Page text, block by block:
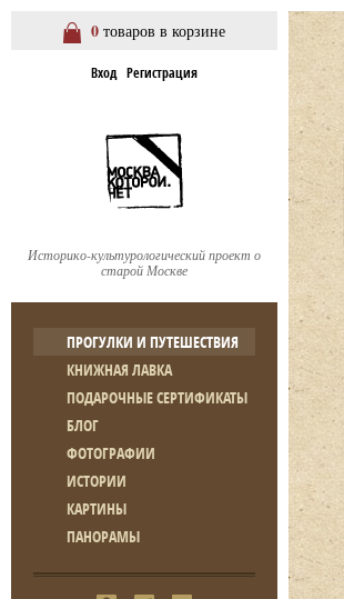
0 товаров в корзине
Вход Регистрация
Историко-культурологический проект о
старой Москве
ПРОГУЛКИ И ПУТЕШЕСТВИЯ
КНИЖНАЯ ЛАВКА
ПОДАРОЧНЫЕ СЕРТИФИКАТЫ
БЛОГ
ФОТОГРАФИИ
ИСТОРИИ
КАРТИНЫ
ПАНОРАМЫ